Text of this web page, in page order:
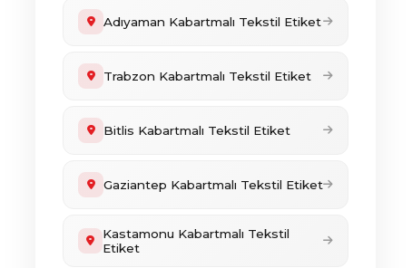
Adıyaman Kabartmalı Tekstil Etiket
Trabzon Kabartmalı Tekstil Etiket
Bitlis Kabartmalı Tekstil Etiket
Gaziantep Kabartmalı Tekstil Etiket
Kastamonu Kabartmalı Tekstil
Etiket